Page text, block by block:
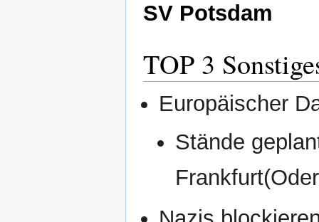
SV Potsdam
TOP 3
Europäischer
Stände